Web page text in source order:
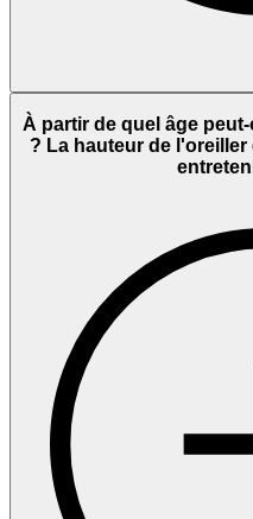
À partir de quel âge
? La hauteur de